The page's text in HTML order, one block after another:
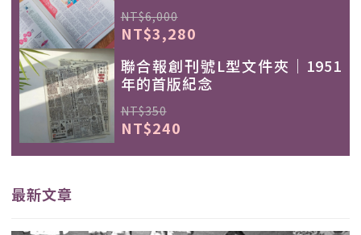
NT$6,000
NT$3,280
聯合報創刊號L型文件夾｜1951
年的首版紀念
NT$350
NT$240
最新文章